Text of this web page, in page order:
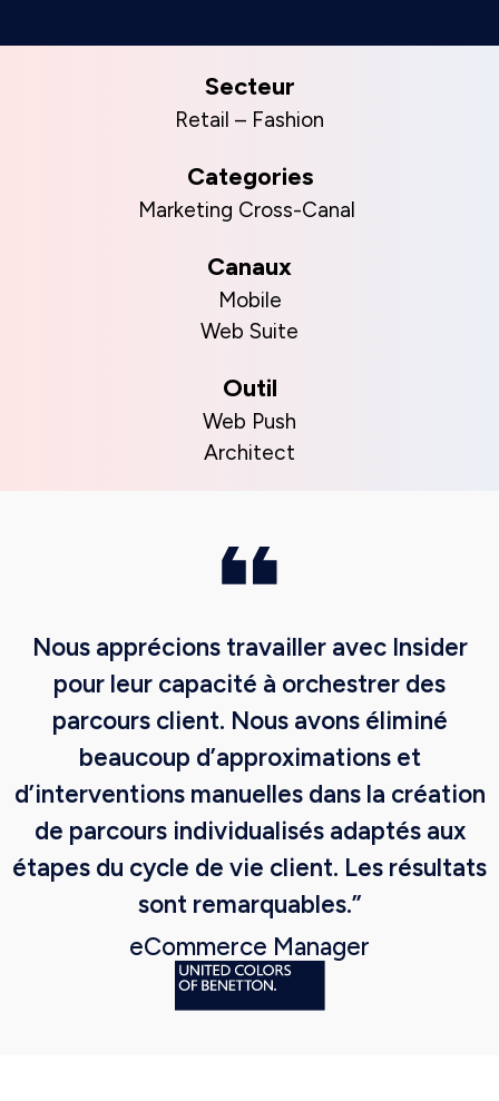
Secteur
Retail – Fashion
Categories
Marketing Cross-Canal
Canaux
Mobile
Web Suite
Outil
Web Push
Architect
Nous apprécions travailler avec Insider
pour leur capacité à orchestrer des
parcours client. Nous avons éliminé
beaucoup d’approximations et
d’interventions manuelles dans la création
de parcours individualisés adaptés aux
étapes du cycle de vie client. Les résultats
sont remarquables.”
eCommerce Manager